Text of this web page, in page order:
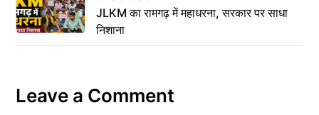
JLKM का रामगढ़ में महाधरना, सरकार पर साधा
निशाना
Leave a Comment